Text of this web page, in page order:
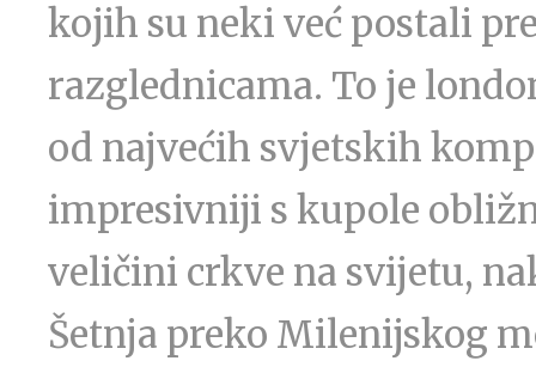
kojih su neki već postali
razglednicama. To je
od najvećih svjetskih
impresivniji s kupole
veličini crkve na svijetu,
Šetnja preko Milenijskog